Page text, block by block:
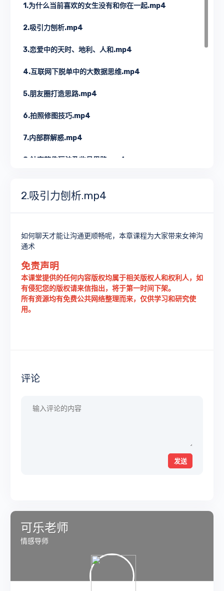
1.为什么当前喜欢的女生没有和你在一起.mp4
2.吸引力刨析.mp4
3.恋爱中的天时、地利、人和.mp4
4.互联网下脱单中的大数据思维.mp4
5.朋友圈打造思路.mp4
6.拍照修图技巧.mp4
7.内部群解惑.mp4
8.社交软件玩法及收号思路.mp4
12.化解刁难问题的思路.mp4
13.邀约的思路.mp4
14.和女生聊天的步骤（进阶篇）.mp4
15.语音通话教学.mp4
18.约会解析.mp4
2.吸引力刨析.mp4
如何聊天才能让沟通更顺畅呢，本章课程为大家带来女神沟
通术
免责声明
本课堂提供的任何内容版权均属于相关版权人和权利人，如
有侵犯您的版权请来信指出，将于第一时间下架。
所有资源均有免费公共网络整理而来，仅供学习和研究使
用。
评论
发送
可乐老师
情感导师